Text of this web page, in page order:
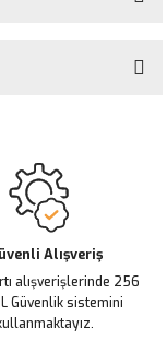
tarafımıza
Alışveriş
alışverişlerinde 256
Güvenlik sistemini